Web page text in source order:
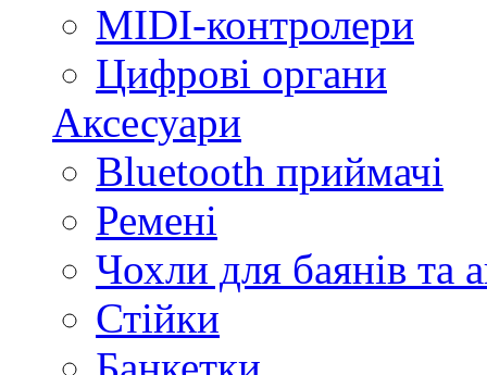
MIDI-контролери
Цифрові органи
Аксесуари
Bluetooth приймачі
Ремені
Чохли для баянів та
Стійки